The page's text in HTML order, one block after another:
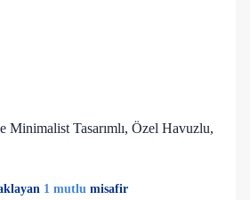
Minimalist Tasarımlı, Özel Havuzlu,
görüntüledi